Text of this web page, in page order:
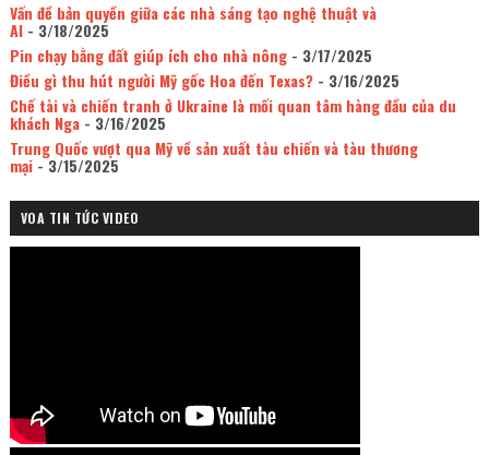
Vấn đề bản quyền giữa các nhà sáng tạo nghệ thuật và
AI- 3/18/2025
Pin chạy bằng đất giúp ích cho nhà nông- 3/17/2025
Điều gì thu hút người Mỹ gốc Hoa đến Texas?- 3/16/2025
Chế tài và chiến tranh ở Ukraine là mối quan tâm hàng đầu của du
khách Nga- 3/16/2025
Trung Quốc vượt qua Mỹ về sản xuất tàu chiến và tàu thương
mại- 3/15/2025
VOA TIN TỨC VIDEO